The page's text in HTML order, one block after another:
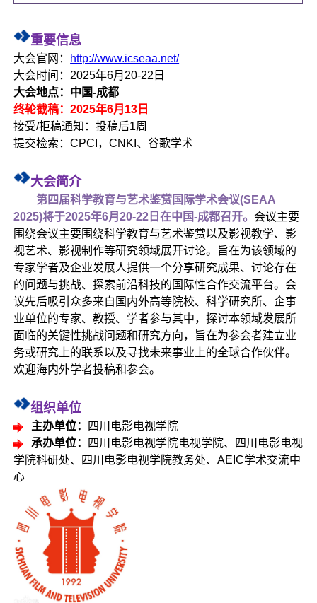
重要信息
大会官网：
http://www.icseaa.net/
大会时间：2025年6月20-22日
大会地点：中国-成都
终轮截稿：2025年6月13日
接受/拒稿通知：投稿后1周
提交检索：CPCI，CNKI、谷歌学术
大会简介
第四届科学教育与艺术鉴赏国际学术会议(SEAA
2025)将于2025年6月20-22日在中国-成都召开。 会议主要
围绕会议主要围绕科学教育与艺术鉴赏以及影视教学、影
视艺术、影视制作等研究领域展开讨论。旨在为该领域的
专家学者及企业发展人提供一个分享研究成果、讨论存在
的问题与挑战、探索前沿科技的国际性合作交流平台。会
议先后吸引众多来自国内外高等院校、科学研究所、企事
业单位的专家、教授、学者参与其中，探讨本领域发展所
面临的关键性挑战问题和研究方向，旨在为参会者建立业
务或研究上的联系以及寻找未来事业上的全球合作伙伴。
欢迎海内外学者投稿和参会。
组织单位
主办单位：
四川电影电视学院
承办单位：
四川电影电视学院电视学院、四川电影电视
学院科研处、四川电影电视学院教务处、AEIC学术交流中
心